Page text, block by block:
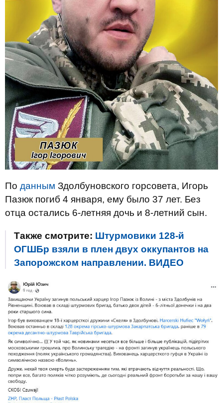
По данным Здолбуновского горсовета, Игорь
Пазюк погиб 4 января, ему было 37 лет. Без
отца остались 6-летняя дочь и 8-летний сын.
Также смотрите: Штурмовики 128-й
ОГШБр взяли в плен двух оккупантов на
Запорожском направлении. ВИДЕО